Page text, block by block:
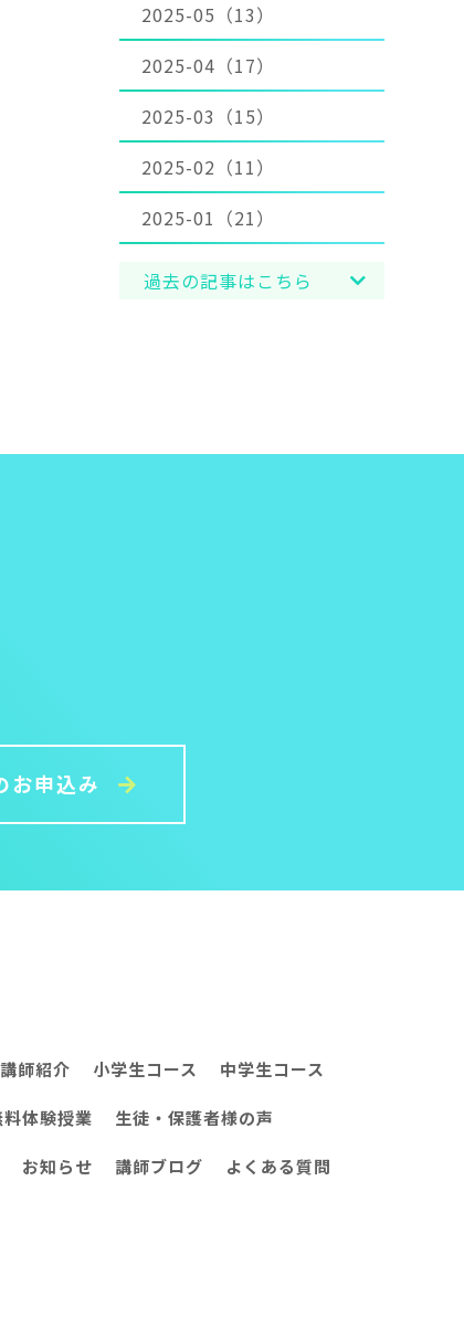
2025-05（13）
2025-04（17）
2025-03（15）
2025-02（11）
2025-01（21）
過去の記事はこちら
お申込み
講師紹介 小学生コース 中学生コース
料体験授業 生徒・保護者様の声
お知らせ 講師ブログ よくある質問